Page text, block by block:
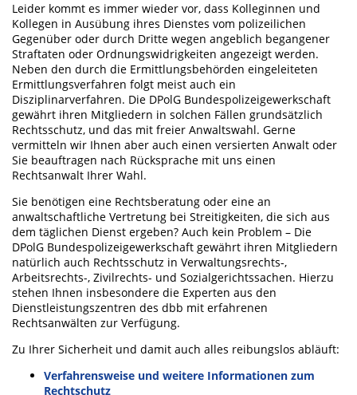
Leider kommt es immer wieder vor, dass Kolleginnen und
Kollegen in Ausübung ihres Dienstes vom polizeilichen
Gegenüber oder durch Dritte wegen angeblich begangener
Straftaten oder Ordnungswidrigkeiten angezeigt werden.
Neben den durch die Ermittlungsbehörden eingeleiteten
Ermittlungsverfahren folgt meist auch ein
Disziplinarverfahren. Die DPolG Bundespolizeigewerkschaft
gewährt ihren Mitgliedern in solchen Fällen grundsätzlich
Rechtsschutz, und das mit freier Anwaltswahl. Gerne
vermitteln wir Ihnen aber auch einen versierten Anwalt oder
Sie beauftragen nach Rücksprache mit uns einen
Rechtsanwalt Ihrer Wahl.
Sie benötigen eine Rechtsberatung oder eine an
anwaltschaftliche Vertretung bei Streitigkeiten, die sich aus
dem täglichen Dienst ergeben? Auch kein Problem – Die
DPolG Bundespolizeigewerkschaft gewährt ihren Mitgliedern
natürlich auch Rechtsschutz in Verwaltungsrechts-,
Arbeitsrechts-, Zivilrechts- und Sozialgerichtssachen. Hierzu
stehen Ihnen insbesondere die Experten aus den
Dienstleistungszentren des dbb mit erfahrenen
Rechtsanwälten zur Verfügung.
Zu Ihrer Sicherheit und damit auch alles reibungslos abläuft:
Verfahrensweise und weitere Informationen zum
Rechtschutz